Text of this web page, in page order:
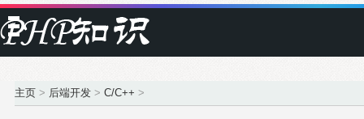
主页 > 后端开发 > C/C++ >